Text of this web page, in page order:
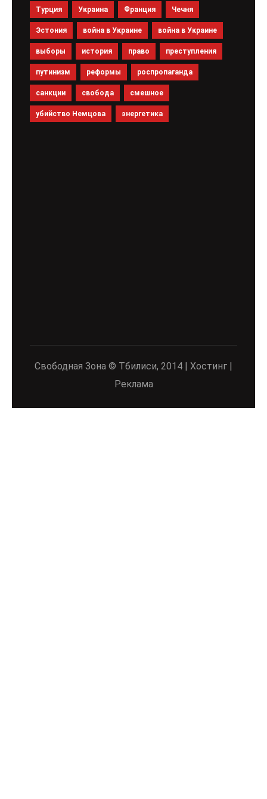
Турция Украина Франция Чечня
Эстония война в Украине война в Украине
выборы история право преступления
путинизм реформы роспропаганда
санкции свобода смешное
убийство Немцова энергетика
Свободная Зона © Тбилиси, 2014 | Хостинг |
Реклама